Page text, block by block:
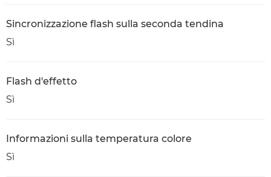
Sincronizzazione flash sulla seconda tendina
Sì
Flash d'effetto
Sì
Informazioni sulla temperatura colore
Sì